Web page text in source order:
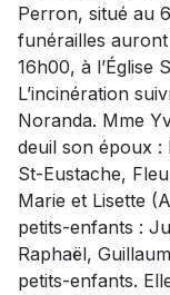
Perron, situé au
funérailles auront
16h00, à l’Église
L’incinération
Noranda. Mme
deuil son époux :
St-Eustache,
Marie et Lisette
petits-enfants :
Raphaël,
petits-enfants.